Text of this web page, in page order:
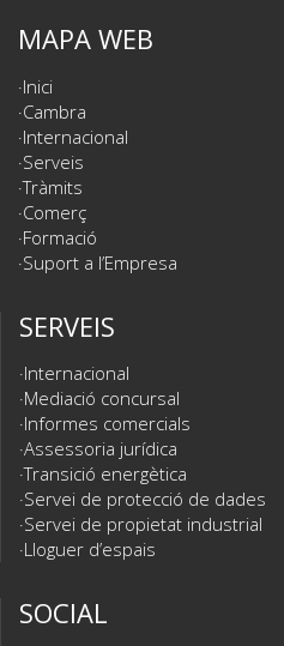
MAPA WEB
Inici
Cambra
Internacional
Serveis
Tràmits
Comerç
Formació
Suport a l’Empresa
SERVEIS
Internacional
Mediació concursal
Informes comercials
Assessoria jurídica
Transició energètica
Servei de protecció de dades
Servei de propietat industrial
Lloguer d’espais
SOCIAL